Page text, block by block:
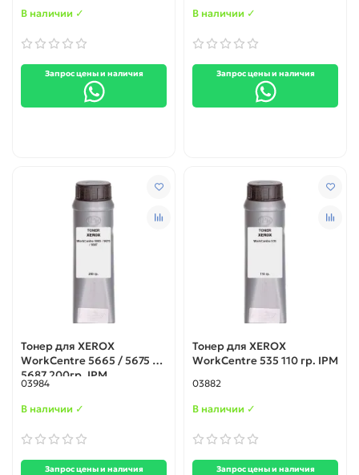
В наличии ✓
Запрос цены и наличия
В наличии ✓
Запрос цены и наличия
Тонер для XEROX
WorkCentre 5665 / 5675 /
5687 200гр. IPM
03984
В наличии ✓
Запрос цены и наличия
Тонер для XEROX
WorkCentre 535 110 гр. IPM
03882
В наличии ✓
Запрос цены и наличия